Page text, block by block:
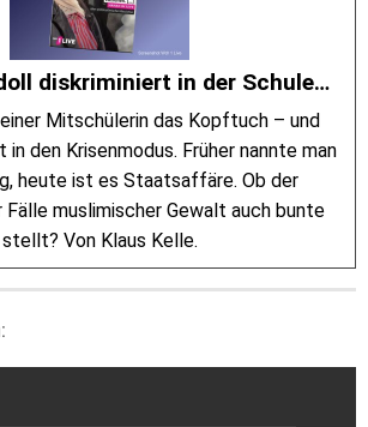
diskriminiert in der Schule…
Mitschülerin das Kopftuch – und
den Krisenmodus. Früher nannte man
heute ist es Staatsaffäre. Ob der
Fälle muslimischer Gewalt auch bunte
Von Klaus Kelle.